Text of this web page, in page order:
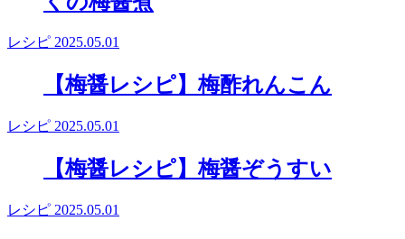
レシピ 2025.05.01
【梅醤レシピ】梅酢れんこん
レシピ 2025.05.01
【梅醤レシピ】梅醤ぞうすい
レシピ 2025.05.01